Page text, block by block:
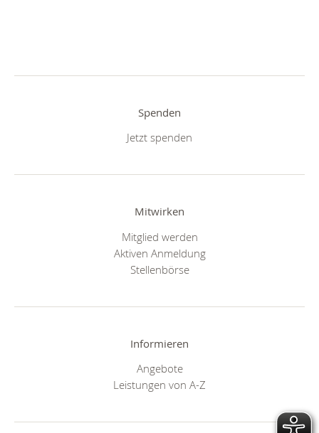
Spenden
Jetzt spenden
Mitwirken
Mitglied werden
Aktiven Anmeldung
Stellenbörse
Informieren
Angebote
Leistungen von A-Z